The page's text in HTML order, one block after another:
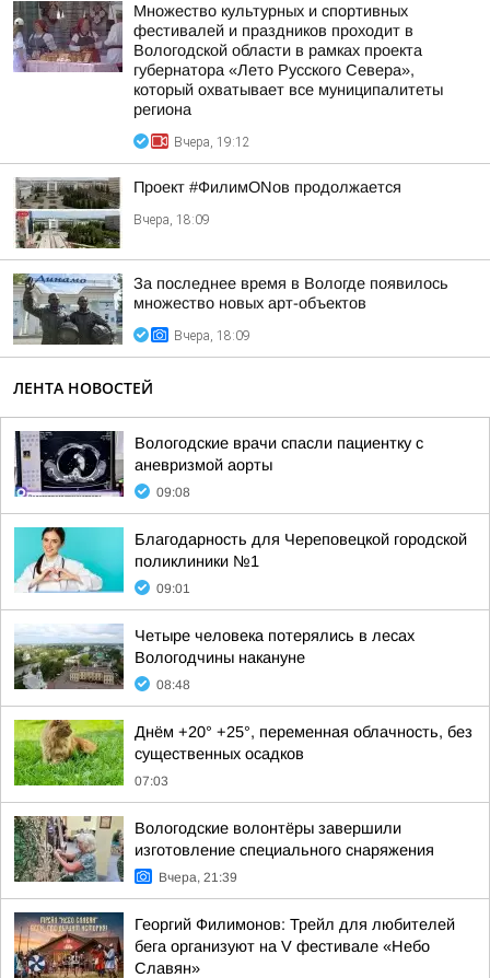
Множество культурных и спортивных
фестивалей и праздников проходит в
Вологодской области в рамках проекта
губернатора «Лето Русского Севера»,
который охватывает все муниципалитеты
региона
Вчера, 19:12
Проект #ФилимONов продолжается
Вчера, 18:09
За последнее время в Вологде появилось
множество новых арт-объектов
Вчера, 18:09
ЛЕНТА НОВОСТЕЙ
Вологодские врачи спасли пациентку с
аневризмой аорты
09:08
Благодарность для Череповецкой городской
поликлиники №1
09:01
Четыре человека потерялись в лесах
Вологодчины накануне
08:48
Днём +20° +25°, переменная облачность, без
существенных осадков
07:03
Вологодские волонтёры завершили
изготовление специального снаряжения
Вчера, 21:39
Георгий Филимонов: Трейл для любителей
бега организуют на V фестивале «Небо
Славян»